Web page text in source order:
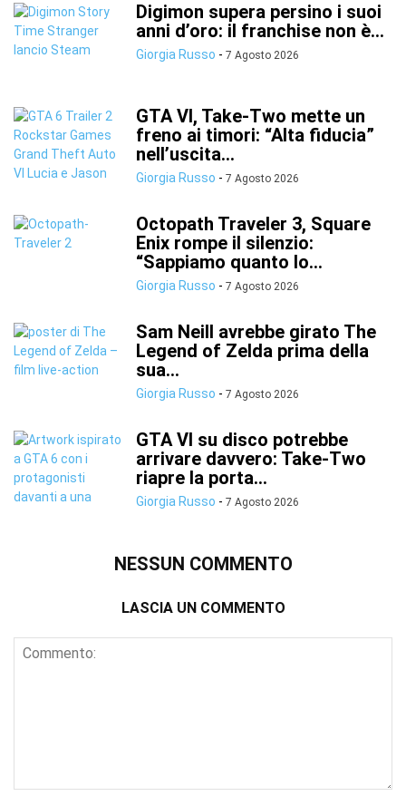
Digimon supera persino i suoi
anni d’oro: il franchise non è...
Giorgia Russo - 7 Agosto 2026
GTA VI, Take-Two mette un
freno ai timori: “Alta fiducia”
nell’uscita...
Giorgia Russo - 7 Agosto 2026
Octopath Traveler 3, Square
Enix rompe il silenzio:
“Sappiamo quanto lo...
Giorgia Russo - 7 Agosto 2026
Sam Neill avrebbe girato The
Legend of Zelda prima della
sua...
Giorgia Russo - 7 Agosto 2026
GTA VI su disco potrebbe
arrivare davvero: Take-Two
riapre la porta...
Giorgia Russo - 7 Agosto 2026
NESSUN COMMENTO
LASCIA UN COMMENTO